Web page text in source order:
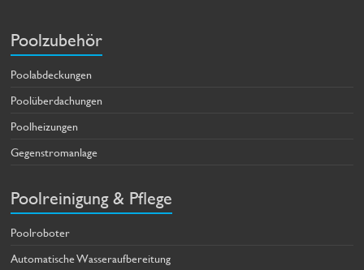
Poolzubehör
Poolabdeckungen
Poolüberdachungen
Poolheizungen
Gegenstromanlage
Poolreinigung & Pflege
Poolroboter
Automatische Wasseraufbereitung